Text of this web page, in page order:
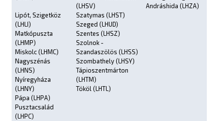
Lipót, Szigetköz
(LHLI)
Matkópuszta
(LHMP)
Miskolc (LHMC)
Nagyszénás
(LHNS)
Nyíregyháza
(LHNY)
Pápa (LHPA)
Pusztacsalád
(LHPC)
(LHSV)
Szatymas (LHST)
Szeged (LHUD)
Szentes (LHSZ)
Szolnok -
Szandaszölös (LHSS)
Szombathely (LHSY)
Tápioszentmárton
(LHTM)
Tököl (LHTL)
Andráshida (LHZA)